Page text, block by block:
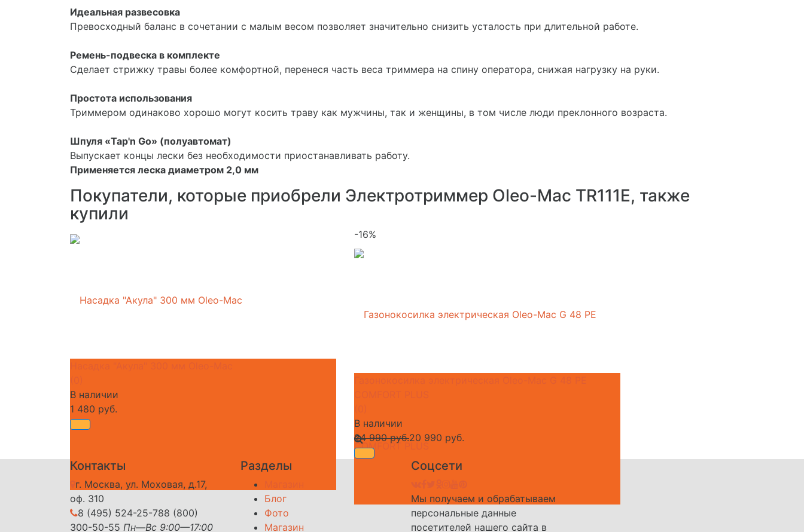
Идеальная развесовка
Превосходный баланс в сочетании с малым весом позволяет значительно снизить усталость при длительной работе.
Ремень-подвеска в комплекте
Сделает стрижку травы более комфортной, перенеся часть веса триммера на спину оператора, снижая нагрузку на руки.
Простота использования
Триммером одинаково хорошо могут косить траву как мужчины, так и женщины, в том числе люди преклонного возраста.
Шпуля «Tap'n Go» (полуавтомат)
Выпускает концы лески без необходимости приостанавливать работу.
Применяется леска диаметром 2,0 мм
Покупатели, которые приобрели Электротриммер Oleo-Mac TR111E, также
купили
В наличии
1 480 руб.
-16%
В наличии
24 990 руб.20 990 руб.
Контакты
г. Москва, ул. Моховая, д.17,
оф. 310
8 (495) 524-25-788 (800)
300-50-55 Пн—Вс 9:00—17:00
Разделы
Блог
Фото
Магазин
Соцсети
Мы получаем и обрабатываем
персональные данные
посетителей нашего сайта в